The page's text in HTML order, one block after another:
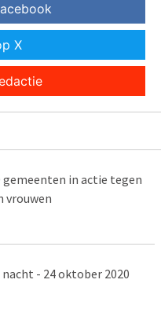
X
gemeenten in actie tegen
vrouwen
nacht - 24 oktober 2020